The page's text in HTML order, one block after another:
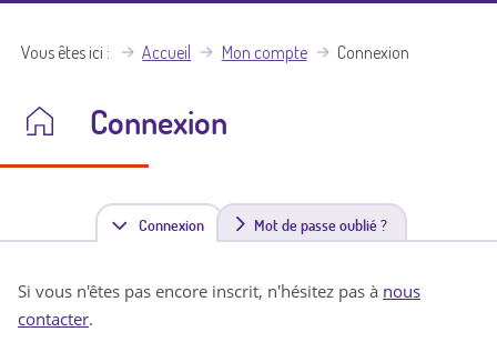
Vous êtes ici Accueil Mon compte Connexion
Connexion
Connexion(
n
Mot de passe oublié ?
Si vous n'êtes pas encore inscrit, n'hésitez pas à nous
contacter.